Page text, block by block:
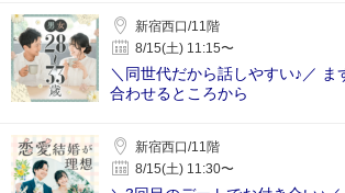
新宿西口/11階
8/15(土) 11:15〜
＼同世代だから話しやすい♪／ ま
合わせるところから
新宿西口/11階
8/15(土) 11:30〜